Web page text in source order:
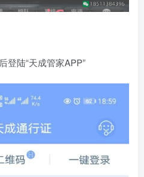
登陆“天成管家APP”